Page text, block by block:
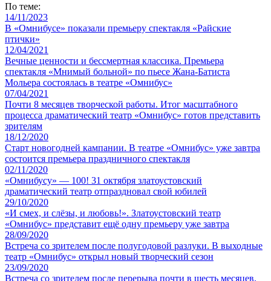
По теме:
14/11/2023
В «Омнибусе» показали премьеру спектакля «Райские
птички»
12/04/2021
Вечные ценности и бессмертная классика. Премьера
спектакля «Мнимый больной» по пьесе Жана-Батиста
Мольера состоялась в театре «Омнибус»
07/04/2021
Почти 8 месяцев творческой работы. Итог масштабного
процесса драматический театр «Омнибус» готов представить
зрителям
18/12/2020
Старт новогодней кампании. В театре «Омнибус» уже завтра
состоится премьера праздничного спектакля
02/11/2020
«Омнибусу» — 100! 31 октября златоустовский
драматический театр отпраздновал свой юбилей
29/10/2020
«И смех, и слёзы, и любовь!». Златоустовский театр
«Омнибус» представит ещё одну премьеру уже завтра
28/09/2020
Встреча со зрителем после полугодовой разлуки. В выходные
театр «Омнибус» открыл новый творческий сезон
23/09/2020
Встреча со зрителем после перерыва почти в шесть месяцев.